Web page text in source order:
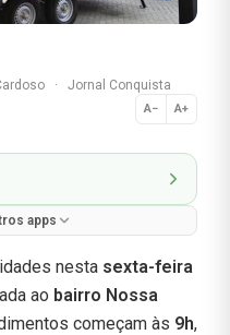
· Jornal Conquista
A− A+
Normal
apps
nesta sexta-feira
ao bairro Nossa
começam às 9h,